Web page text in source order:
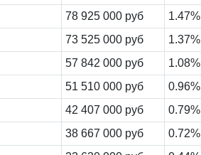
78 925 000 руб 1.47%
73 525 000 руб 1.37%
57 842 000 руб 1.08%
51 510 000 руб 0.96%
42 407 000 руб 0.79%
38 667 000 руб 0.72%